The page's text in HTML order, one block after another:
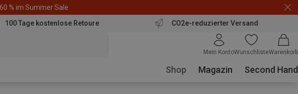
% im Summer Sale
100 Tage kostenlose Retoure CO2e-reduzierter Versand
Mein KontoWunschlisteWarenkorb
Shop Magazin Second Hand